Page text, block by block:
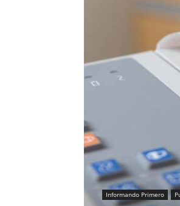
Informando Primero